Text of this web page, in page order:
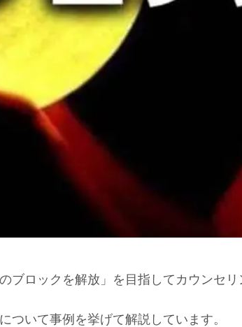
ブロックを解放」を目指してカウンセリ
について事例を挙げて解説しています。